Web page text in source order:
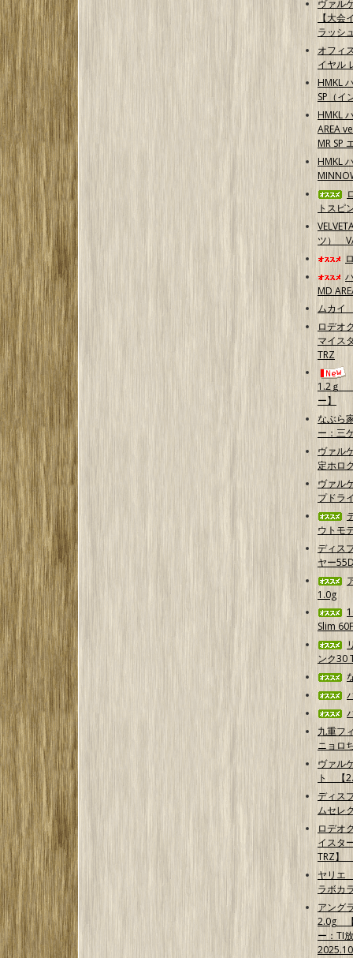
ヴァル
【大会
ラッシ
オフィ
イヤル
HMKL
SP（イ
HMKL
AREA
MR SP
HMKL
トスピ
ツ）
MD
ムカイ
ロデオ
マイス
TRZ
1.2ｇ
ー】
なぶら
ー：三
ヴァル
定ホロ
ヴァル
プドラ
ウトモ
ディス
ヤー
1.0g
Slim
ンク30
九重フ
ニョロ
ヴァル
ト 【
ディス
ムセレ
ロデオ
イスタ
TRZ】
ヤリエ
ラボカ
アング
2.0g 【
ー：TI